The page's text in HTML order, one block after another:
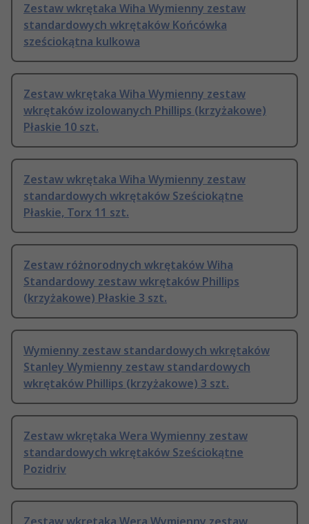
Zestaw wkrętaka Wiha Wymienny zestaw
standardowych wkrętaków Końcówka
sześciokątna kulkowa
Zestaw wkrętaka Wiha Wymienny zestaw
wkrętaków izolowanych Phillips (krzyżakowe)
Płaskie 10 szt.
Zestaw wkrętaka Wiha Wymienny zestaw
standardowych wkrętaków Sześciokątne
Płaskie, Torx 11 szt.
Zestaw różnorodnych wkrętaków Wiha
Standardowy zestaw wkrętaków Phillips
(krzyżakowe) Płaskie 3 szt.
Wymienny zestaw standardowych wkrętaków
Stanley Wymienny zestaw standardowych
wkrętaków Phillips (krzyżakowe) 3 szt.
Zestaw wkrętaka Wera Wymienny zestaw
standardowych wkrętaków Sześciokątne
Pozidriv